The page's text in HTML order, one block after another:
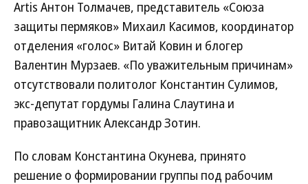
Artis Антон Толмачев, представитель «Союза
защиты пермяков» Михаил Касимов, координатор
отделения «голос» Витай Ковин и блогер
Валентин Мурзаев. «По уважительным причинам»
отсутствовали политолог Константин Сулимов,
экс-депутат гордумы Галина Слаутина и
правозащитник Александр Зотин.
По словам Константина Окунева, принято
решение о формировании группы под рабочим